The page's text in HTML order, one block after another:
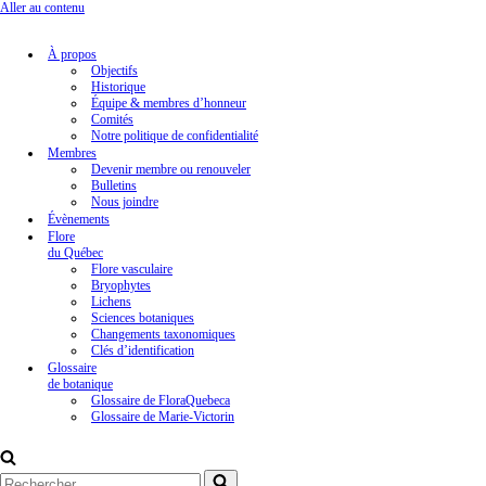
Aller au contenu
À propos
Objectifs
Historique
Équipe & membres d’honneur
Comités
Notre politique de confidentialité
Membres
Devenir membre ou renouveler
Bulletins
Nous joindre
Évènements
Flore
du Québec
Flore vasculaire
Bryophytes
Lichens
Sciences botaniques
Changements taxonomiques
Clés d’identification
Glossaire
de botanique
Glossaire de FloraQuebeca
Glossaire de Marie-Victorin
Rechercher...